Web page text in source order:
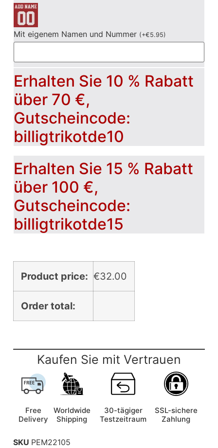
Mit eigenem Namen und Nummer (+€5.95)
Erhalten Sie 10 % Rabatt
über 70 €,
Gutscheincode:
billigtrikotde10
Erhalten Sie 15 % Rabatt
über 100 €,
Gutscheincode:
billigtrikotde15
Product price: €32.00
Order total:
Kaufen Sie mit Vertrauen
Free
Delivery
Worldwide
Shipping
30-tägiger
Testzeitraum
SSL-sichere
Zahlung
SKU PEM22105